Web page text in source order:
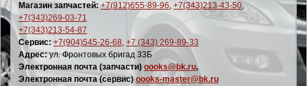
Магазин запчастей: +7(912)655-89-96, +7(343)213-43-50,
+7(343)269-03-71
+7(343)213-54-87
Сервис: +7(904)545-26-68, +7 (343) 269-89-33
Адрес:ул. Фронтовых бригад 33Б
Электронная почта (запчасти) oooks@bk.ru,
Электронная почта (сервис) oooks-master@bk.ru